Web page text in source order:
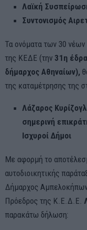
Λαϊκή
Συντονισμός
Τα ονόματα των 30 νέων
της ΚΕΔΕ (την 31η έδρα
δήμαρχος Αθηναίων),
της καταμέτρησης της
Λάζαρος
σημερινή
Ισχυροί Δήμοι
Με αφορμή το
αυτοδιοικητικής
Δήμαρχος
Πρόεδρος της Κ.Ε.Δ.Ε.
παρακάτω δήλωση: